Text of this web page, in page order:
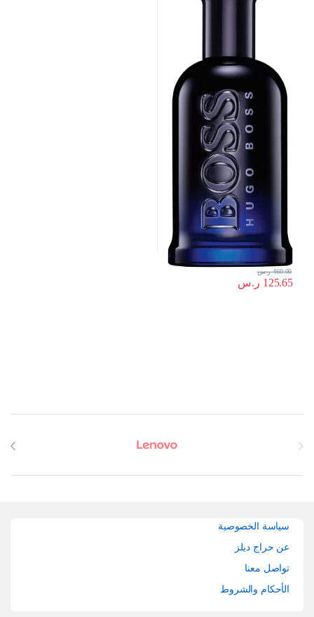
125.65 ر.س
460.00 ر.س
سياسة الخصوصية
عن حراج ديلز
تواصل معنا
الأحكام والشروط